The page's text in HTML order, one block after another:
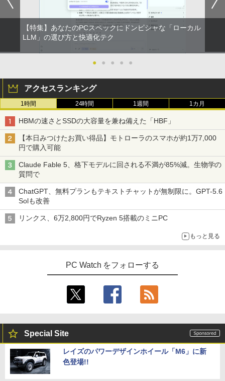
【特集】あなたのPCスペックにドンピシャな「ローカル
LLM」の選び方と快適化テク
● ● ● ● ●
アクセスランキング
1時間 24時間 1週間 1カ月
HBMの速さとSSDの大容量を兼ね備えた「HBF」
【本日みつけたお買い得品】モトローラのスマホが約1万7,000
円で購入可能
Claude Fable 5、格下モデルに回される不満が85%減。生物学の
質問で
ChatGPT、無料プランもテキストチャットが無制限に。GPT-5.6
Solも改善
リンクス、6万2,800円でRyzen 5搭載のミニPC
もっと見る
PC Watch をフォローする
Special Site
レイズのパワーデザインホイール「M6」に新
色登場!!